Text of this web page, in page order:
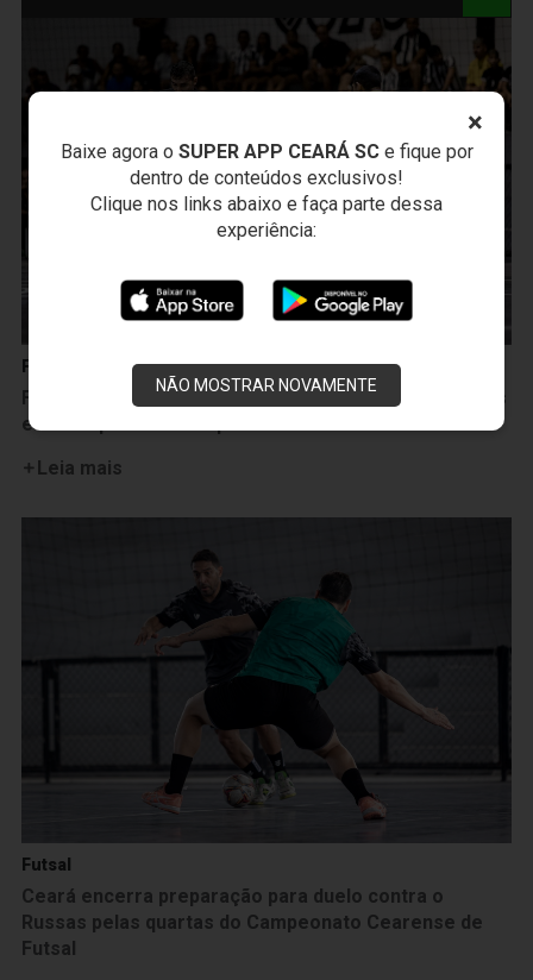
×
Baixe agora o SUPER APP CEARÁ SCe fique por
dentro de conteúdos exclusivos!
Clique nos links abaixo e faça parte dessa
experiência:
NÃO MOSTRAR NOVAMENTE
Futsal
Futsal: Ceará luta até o final, mas empata com Russas
e se despede do Campeonato Cearense
Leia mais
Futsal
Ceará encerra preparação para duelo contra o
Russas pelas quartas do Campeonato Cearense de
Futsal